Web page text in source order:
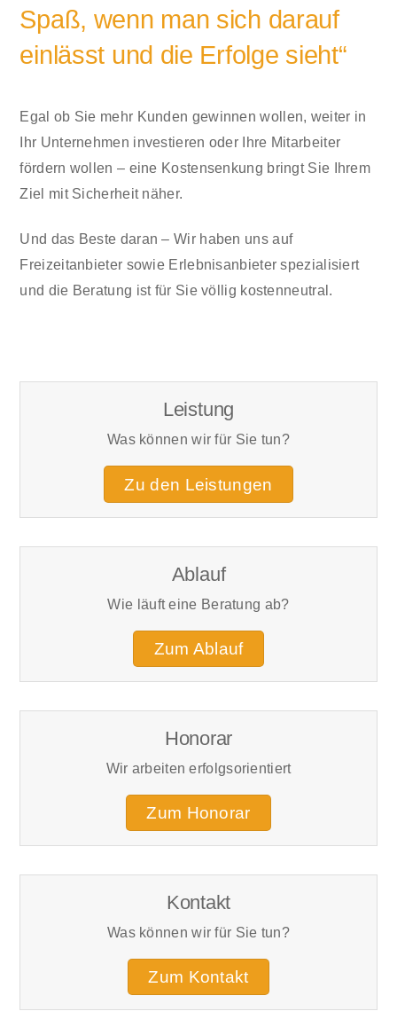
Spaß, wenn man sich darauf
einlässt und die Erfolge sieht“
Egal ob Sie mehr Kunden gewinnen wollen, weiter in
Ihr Unternehmen investieren oder Ihre Mitarbeiter
fördern wollen – eine Kostensenkung bringt Sie Ihrem
Ziel mit Sicherheit näher.
Und das Beste daran – Wir haben uns auf
Freizeitanbieter sowie Erlebnisanbieter spezialisiert
und die Beratung ist für Sie völlig kostenneutral.
Leistung
Was können wir für Sie tun?
Zu den Leistungen
Ablauf
Wie läuft eine Beratung ab?
Zum Ablauf
Honorar
Wir arbeiten erfolgsorientiert
Zum Honorar
Kontakt
Was können wir für Sie tun?
Zum Kontakt